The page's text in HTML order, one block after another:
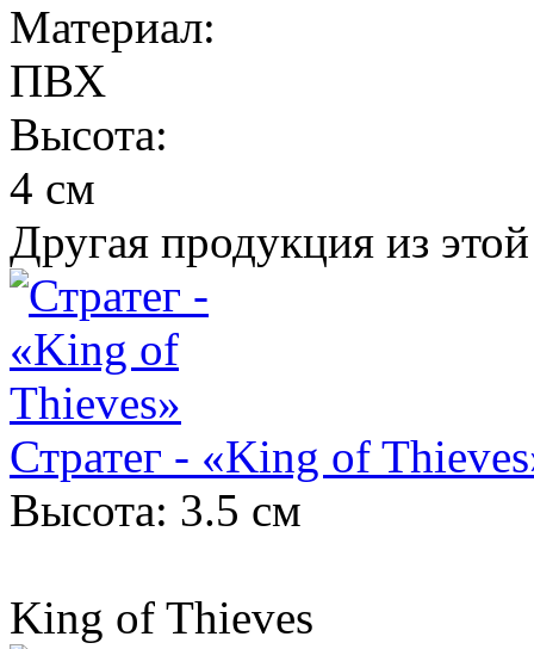
Материал:
ПВХ
Высота:
4 см
Другая продукция из
Стратег - «King of
Высота: 3.5 см
King of Thieves